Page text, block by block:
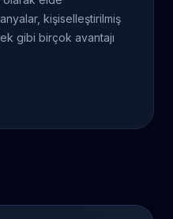
kişiselleştirilmiş
gibi birçok avantajı